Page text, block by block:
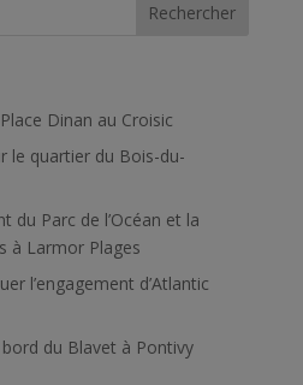
Dinan au Croisic
le quartier du Bois-du-
du Parc de l’Océan et la
à Larmor Plages
l’engagement d’Atlantic
du Blavet à Pontivy